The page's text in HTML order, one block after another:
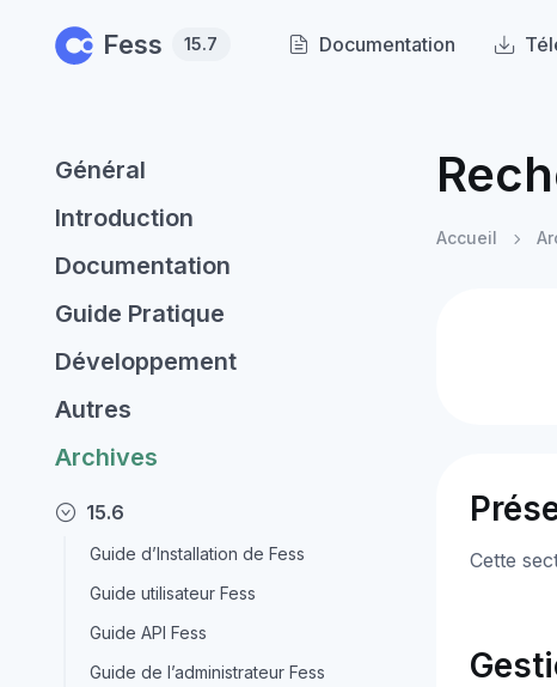
Fess 15.7 Documentation
Général
Introduction
Documentation
Guide Pratique
Développement
Autres
Archives
15.6
Guide d’Installation de Fess
Guide utilisateur Fess
Guide API Fess
Guide de l’administrateur Fess
Accueil
Cette